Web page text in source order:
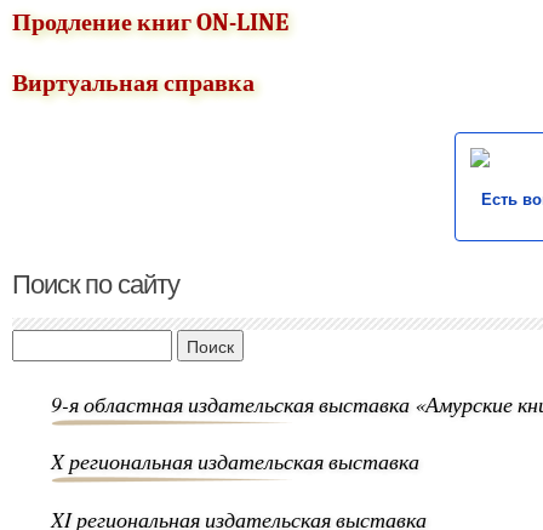
Продление книг ON-LINE
Виртуальная справка
Есть
Поиск по сайту
9-я областная издательская выставка «Амурские
X региональная издательская выставка
XI региональная издательская выставка